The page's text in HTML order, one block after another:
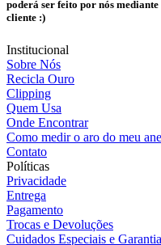
poderá ser feito por nós
cliente :)
Institucional
Sobre Nós
Recicla Ouro
Clipping
Quem Usa
Onde Encontrar
Como medir o aro do meu
Contato
Políticas
Privacidade
Entrega
Pagamento
Trocas e Devoluções
Cuidados Especiais e Garantia